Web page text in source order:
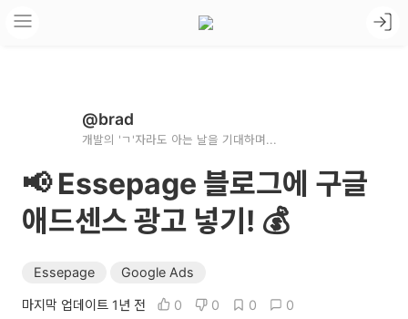
@brad
개발의 'ㄱ'자라도 아는 날을 기대하며...
📢 Essepage 블로그에 구글
애드센스 광고 넣기! 💰
Essepage Google Ads
마지막 업데이트 1년 전 0 0 0 0